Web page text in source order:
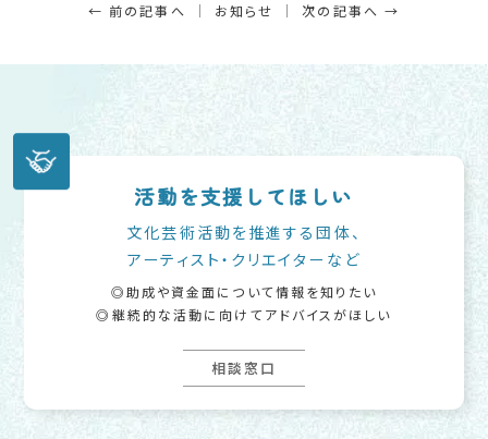
← 前の記事へ お知らせ 次の記事へ →
活動を支援してほしい
文化芸術活動を推進する団体、
アーティスト・クリエイターなど
助成や資金面について情報を知りたい
継続的な活動に向けてアドバイスがほしい
相談窓口